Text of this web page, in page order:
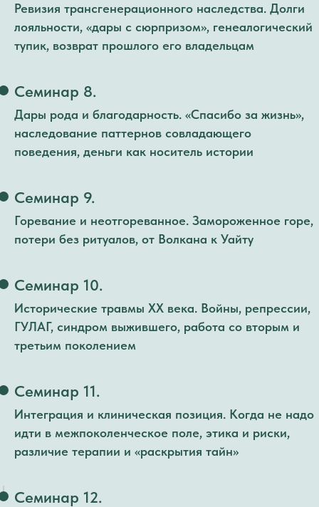
Ревизия трансгенерационного наследства. Долги
лояльности, «дары с сюрпризом», генеалогический
тупик, возврат прошлого его владельцам
Семинар 8.
Дары рода и благодарность. «Спасибо за жизнь»,
наследование паттернов совладающего
поведения, деньги как носитель истории
Семинар 9.
Горевание и неотгореванное. Замороженное горе,
потери без ритуалов, от Волкана к Уайту
Семинар 10.
Исторические травмы XX века. Войны, репрессии,
ГУЛАГ, синдром выжившего, работа со вторым и
третьим поколением
Семинар 11.
Интеграция и клиническая позиция. Когда не надо
идти в межпоколенческое поле, этика и риски,
различие терапии и «раскрытия тайн»
Семинар 12.